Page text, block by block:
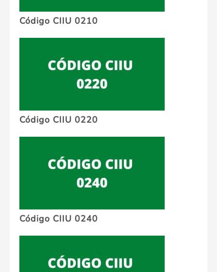
Código CIIU 0210
Código CIIU 0220
Código CIIU 0240